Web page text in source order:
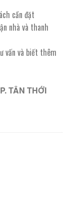
cần đặt
nhà và thanh
vấn và biết thêm
TÂN THỚI